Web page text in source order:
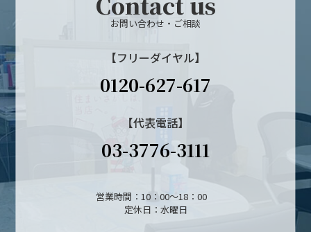
お問い合わせ・ご相談
【フリーダイヤル】
0120-627-617
【代表電話】
03-3776-3111
営業時間：10：00～18：00
定休日：水曜日